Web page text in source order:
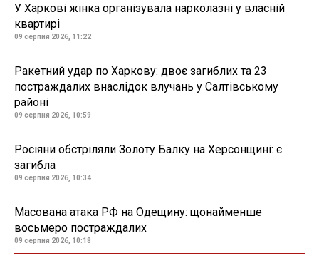
У Харкові жінка організувала нарколазні у власній
квартирі
09 серпня 2026, 11:22
Ракетний удар по Харкову: двоє загиблих та 23
постраждалих внаслідок влучань у Салтівському
районі
09 серпня 2026, 10:59
Росіяни обстріляли Золоту Балку на Херсонщині: є
загибла
09 серпня 2026, 10:34
Масована атака РФ на Одещину: щонайменше
восьмеро постраждалих
09 серпня 2026, 10:18